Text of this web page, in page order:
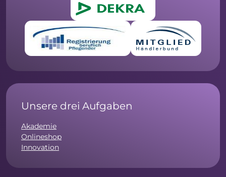
Unsere drei Aufgaben
Akademie
Onlineshop
Innovation